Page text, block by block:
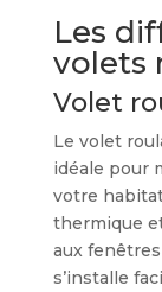
Les
volets
Volet
Le volet
idéale pour
votre
thermique
aux
s’installe